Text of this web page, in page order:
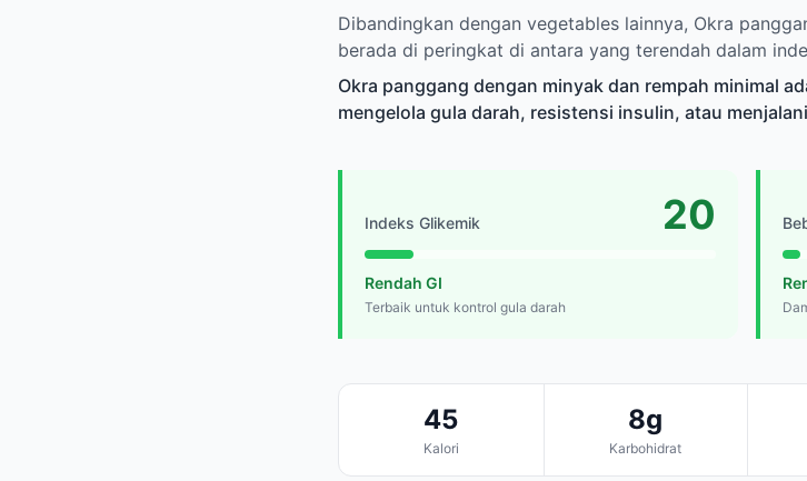
Dibandingkan dengan vegetables lainnya, Okra
berada di peringkat di antara yang terendah dalam
Okra panggang dengan minyak dan rempah minimal
mengelola gula darah, resistensi insulin, atau
Indeks Glikemik 20
Rendah GI
Terbaik untuk kontrol gula darah
45
Kalori
8g
Karbohidrat